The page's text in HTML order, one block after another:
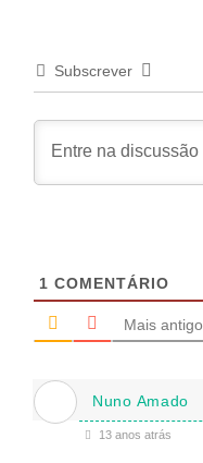
Subscrever
1 COMENTÁRIO
Mais antigo
Nuno Amado
13 anos atrás